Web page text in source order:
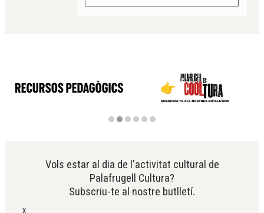
Vols estar al dia de l'activitat cultural de
Palafrugell Cultura?
Subscriu-te al nostre butlletí.
x